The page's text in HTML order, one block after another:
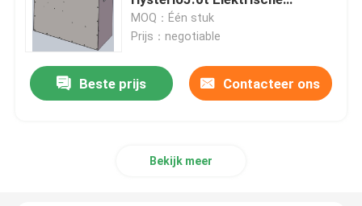
De Batterij van de lithiumtractor
Laderbatterij
Vorkheftruck
MOQ：Één stuk
Prijs：negotiable
Beste prijs Contacteer ons
Bekijk meer